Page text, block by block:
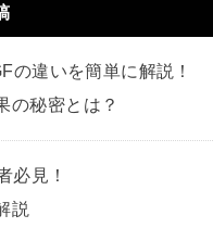
の違いを簡単に解
の秘密とは？
心者必見！
説